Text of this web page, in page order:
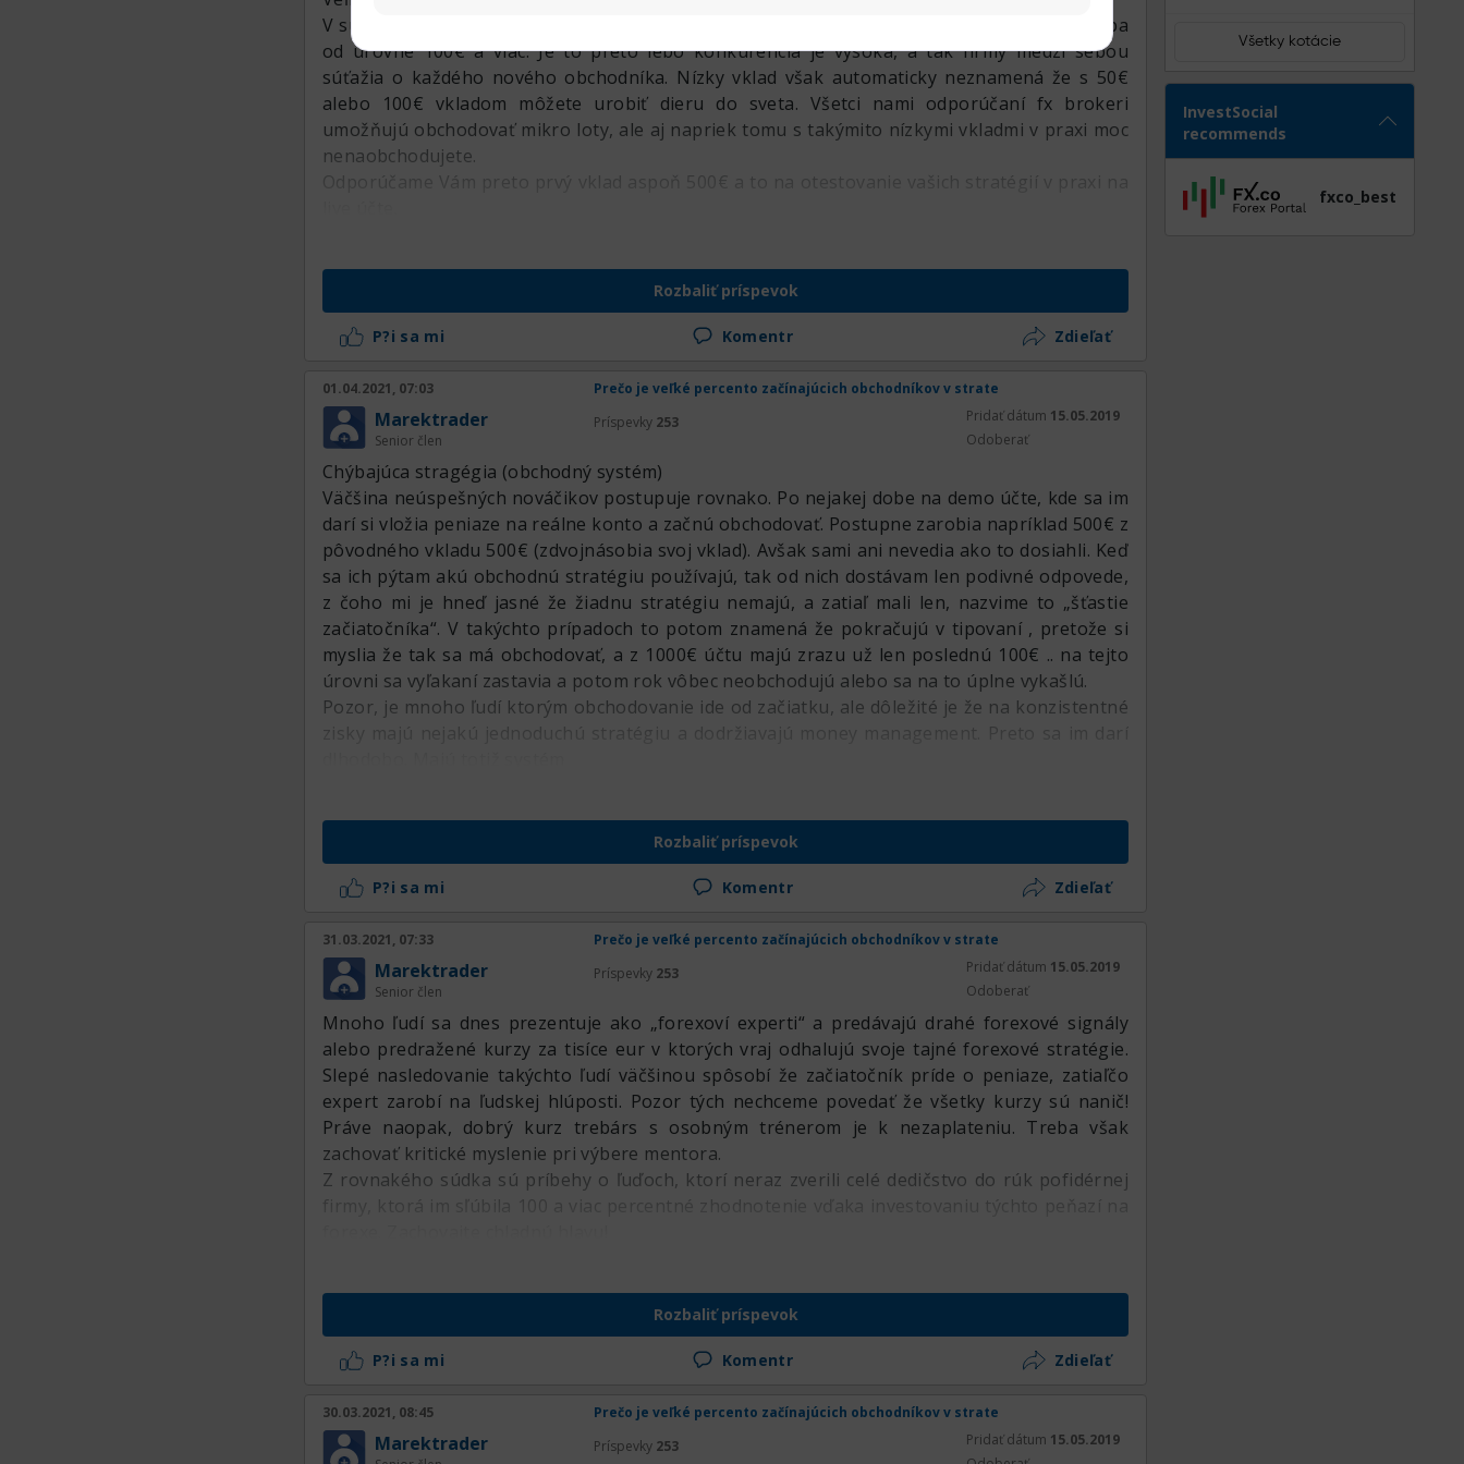
V súčasnosti skoro všetci brokeri (s výnimkou amerických) vyžadujú nízke prvé vklady zhruba
od úrovne 100€ a viac. Je to preto lebo konkurencia je vysoká, a tak firmy medzi sebou
súťažia o každého nového obchodníka. Nízky vklad však automaticky neznamená že s 50€
alebo 100€ vkladom môžete urobiť dieru do sveta. Všetci nami odporúčaní fx brokeri
umožňujú obchodovať mikro loty, ale aj napriek tomu s takýmito nízkymi vkladmi v praxi moc
nenaobchodujete.
Odporúčame Vám preto prvý vklad aspoň 500€ a to na otestovanie vašich stratégií v praxi na
Rozbaliť príspevok
P?i sa mi Komentr Zdieľať
01.04.2021, 07:03 Prečo je veľké percento začínajúcich obchodníkov v strate
Marektrader
Senior člen
Príspevky 253 Pridať dátum 15.05.2019
Odoberať
Chýbajúca stragégia (obchodný systém)
Väčšina neúspešných nováčikov postupuje rovnako. Po nejakej dobe na demo účte, kde sa im
darí si vložia peniaze na reálne konto a začnú obchodovať. Postupne zarobia napríklad 500€ z
pôvodného vkladu 500€ (zdvojnásobia svoj vklad). Avšak sami ani nevedia ako to dosiahli. Keď
sa ich pýtam akú obchodnú stratégiu používajú, tak od nich dostávam len podivné odpovede,
z čoho mi je hneď jasné že žiadnu stratégiu nemajú, a zatiaľ mali len, nazvime to „šťastie
začiatočníka“. V takýchto prípadoch to potom znamená že pokračujú v tipovaní , pretože si
myslia že tak sa má obchodovať, a z 1000€ účtu majú zrazu už len poslednú 100€ .. na tejto
úrovni sa vyľakaní zastavia a potom rok vôbec neobchodujú alebo sa na to úplne vykašlú.
Pozor, je mnoho ľudí ktorým obchodovanie ide od začiatku, ale dôležité je že na konzistentné
zisky majú nejakú jednoduchú stratégiu a dodržiavajú money management. Preto sa im darí
Rozbaliť príspevok
P?i sa mi Komentr Zdieľať
31.03.2021, 07:33 Prečo je veľké percento začínajúcich obchodníkov v strate
Marektrader
Senior člen
Príspevky 253 Pridať dátum 15.05.2019
Odoberať
Mnoho ľudí sa dnes prezentuje ako „forexoví experti“ a predávajú drahé forexové signály
alebo predražené kurzy za tisíce eur v ktorých vraj odhalujú svoje tajné forexové stratégie.
Slepé nasledovanie takýchto ľudí väčšinou spôsobí že začiatočník príde o peniaze, zatiaľčo
expert zarobí na ľudskej hlúposti. Pozor tých nechceme povedať že všetky kurzy sú nanič!
Práve naopak, dobrý kurz trebárs s osobným trénerom je k nezaplateniu. Treba však
zachovať kritické myslenie pri výbere mentora.
Z rovnakého súdka sú príbehy o ľuďoch, ktorí neraz zverili celé dedičstvo do rúk pofidérnej
firmy, ktorá im sľúbila 100 a viac percentné zhodnotenie vďaka investovaniu týchto peňazí na
Rozbaliť príspevok
P?i sa mi Komentr Zdieľať
30.03.2021, 08:45 Prečo je veľké percento začínajúcich obchodníkov v strate
Marektrader Príspevky 253 Pridať dátum 15.05.2019
Všetky kotácie
InvestSocial
recommends
fxco_best